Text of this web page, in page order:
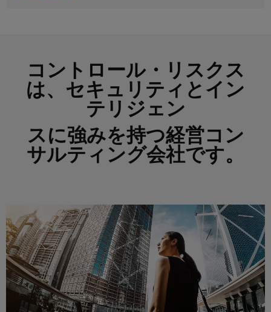
コントロール・リスクス
は、セキュリティとイン
テリジェン
スに強みを持つ経営コン
サルティング会社です。